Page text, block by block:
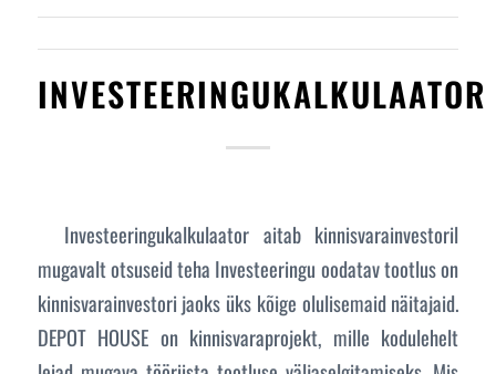
INVESTEERINGUKALKULAATOR
Investeeringukalkulaator aitab kinnisvarainvestoril
mugavalt otsuseid teha Investeeringu oodatav tootlus on
kinnisvarainvestori jaoks üks kõige olulisemaid näitajaid.
DEPOT HOUSE on kinnisvaraprojekt, mille kodulehelt